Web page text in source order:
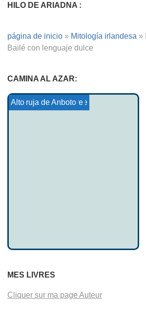
HILO DE ARIADNA :
página de inicio » Mitología irlandesa »
Bailé con lenguaje dulce
CAMINA AL AZAR:
Cuentos vascos 16
El tesoro de Valbonne
Sagra del Redentore
Burro de Pia
Trégont-A-Baris
La bruja de Anboto
Alto
MES LIVRES
Cliquer sur ma page Auteur